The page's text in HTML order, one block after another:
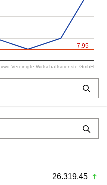
7,95
vwd Vereinigte Wirtschaftsdienste GmbH
26.319,45